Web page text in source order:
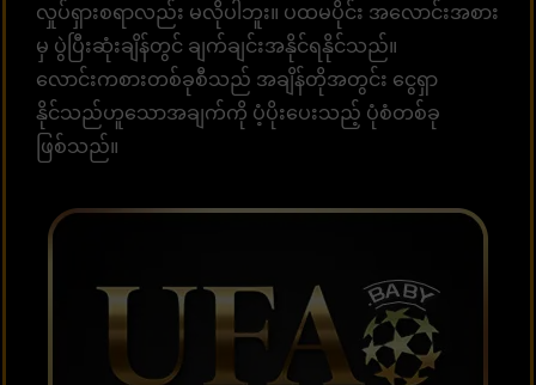
လှုပ်ရှားစရာလည်း မလိုပါဘူး။ ပထမပိုင်း အလောင်းအစား
မှ ပွဲပြီးဆုံးချိန်တွင် ချက်ချင်းအနိုင်ရနိုင်သည်။
လောင်းကစားတစ်ခုစီသည် အချိန်တိုအတွင်း ငွေရှာ
နိုင်သည်ဟူသောအချက်ကို ပံ့ပိုးပေးသည့် ပုံစံတစ်ခု
ဖြစ်သည်။